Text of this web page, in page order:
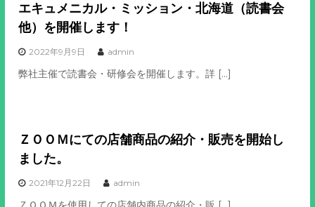
エキュメニカル・ミッション・北海道（読書会
他）を開催します！
2022年9月9日 admin
弊社主催で読書会・研修会を開催します。詳 […]
ＺＯＯＭにての店舗商品の紹介・販売を開始し
ました。
2021年12月22日 admin